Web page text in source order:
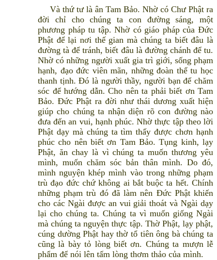
Và thứ tư là ân Tam Bảo. Nhờ có Chư Phật ra
đời chỉ cho chúng ta con đường sáng, một
phương pháp tu tập. Nhờ có giáo pháp của Đức
Phật để lại nơi thế gian mà chúng ta biết đâu là
đường tà để tránh, biết đâu là đường chánh để tu.
Nhờ có những người xuất gia trì giới, sống phạm
hạnh, đạo đức viên mãn, những đoàn thể tu học
thanh tịnh. Đó là người thầy, người bạn để chăm
sóc để hướng dẫn. Cho nên ta phải biết ơn Tam
Bảo. Đức Phật ra đời như thái dương xuất hiện
giúp cho chúng ta nhận diện rõ con đường nào
đưa đến an vui, hạnh phúc. Nhờ thực tập theo lời
Phật dạy mà chúng ta tìm thấy được chơn hạnh
phúc cho nên biết ơn Tam Bảo. Tụng kinh, lạy
Phật, ăn chay là vì chúng ta muốn thương yêu
mình, muốn chăm sóc bản thân mình. Do đó,
mình nguyện khép mình vào trong những phạm
trù đạo đức chứ không ai bắt buộc ta hết. Chính
những phạm trù đó đã làm nên Đức Phật khiến
cho các Ngài được an vui giải thoát và Ngài dạy
lại cho chúng ta. Chúng ta vì muốn giống Ngài
mà chúng ta nguyện thực tập. Thờ Phật, lạy phật,
cúng dường Phật hay thờ tổ tiên ông bà chúng ta
cũng là bày tỏ lòng biết ơn. Chúng ta mượn lễ
phẩm để nói lên tấm lòng thơm thảo của mình.